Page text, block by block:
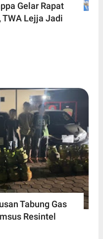
Gelar Rapat
TWA Lejja Jadi
Tabung Gas
Resintel